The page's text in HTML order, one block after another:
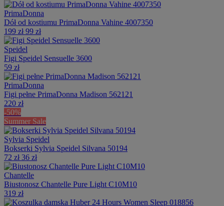
PrimaDonna
Dół od kostiumu PrimaDonna Vahine 4007350
199 zł 99 zł
Speidel
Figi Speidel Sensuelle 3600
59 zł
PrimaDonna
Figi pełne PrimaDonna Madison 562121
220 zł
-50%
Summer Sale
Sylvia Speidel
Bokserki Sylvia Speidel Silvana 50194
72 zł 36 zł
Chantelle
Biustonosz Chantelle Pure Light C10M10
319 zł